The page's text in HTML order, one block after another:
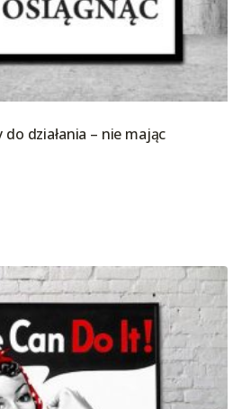
działania – nie mając